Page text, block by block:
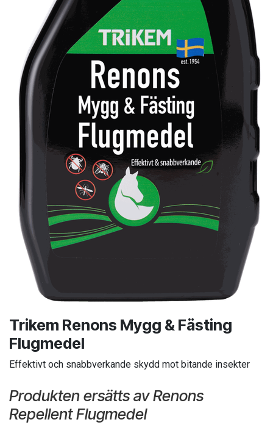
Trikem Renons Mygg & Fästing
Flugmedel
Effektivt och snabbverkande skydd mot bitande insekter
Produkten ersätts av Renons
Repellent Flugmedel